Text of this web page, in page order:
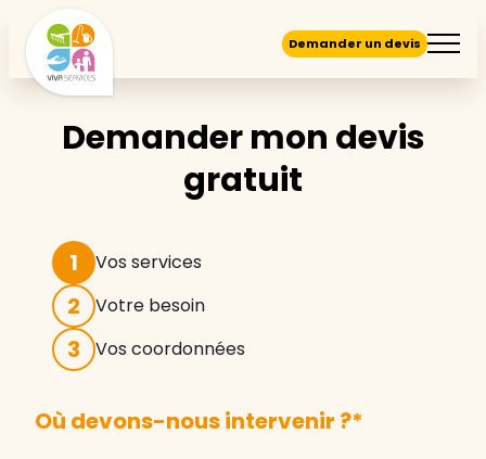
Demander un devis
Demander mon devis
gratuit
1 Vos services
2 Votre besoin
3 Vos coordonnées
Où devons-nous intervenir ?*